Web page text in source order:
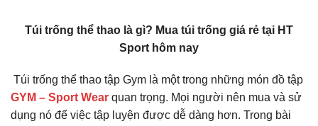
Túi trống thể thao là gì? Mua túi trống giá rẻ tại HT
Sport hôm nay
Túi trống thể thao tập Gym là một trong những món đồ tập
GYM – Sport Wear quan trọng. Mọi người nên mua và sử
dụng nó để việc tập luyện được dễ dàng hơn. Trong bài